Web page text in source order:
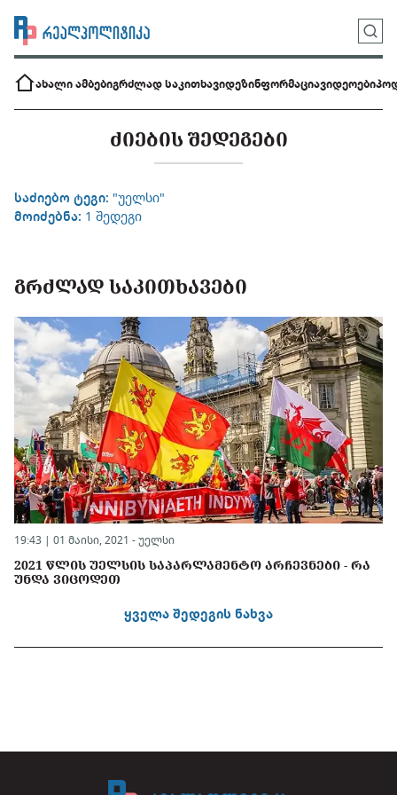
ახალი ამბებიგრძლად საკითხავიდეზინფორმაციავიდეოები
ᲫᲘᲔᲑᲘᲡ ᲨᲔᲓᲔᲒᲔᲑᲘ
საძიებო ტეგი: "უელსი"
მოიძებნა: 1 შედეგი
ᲒᲠᲫᲚᲐᲓ ᲡᲐᲙᲘᲗᲮᲐᲕᲔᲑᲘ
19:43 | 01 მაისი, 2021 - უელსი
2021 ᲬᲚᲘᲡ ᲣᲔᲚᲡᲘᲡ ᲡᲐᲞᲐᲠᲚᲐᲛᲔᲜᲢᲝ ᲐᲠᲩᲔᲕᲜᲔᲑᲘ - ᲠᲐ
ᲣᲜᲓᲐ ᲕᲘᲪᲝᲓᲔᲗ
ყველა შედეგის ნახვა